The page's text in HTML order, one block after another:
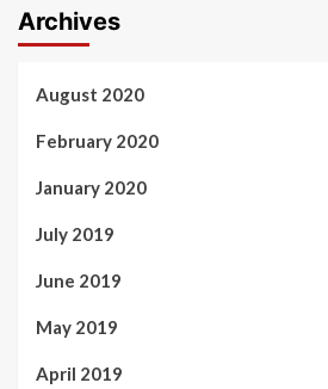
Archives
August 2020
February 2020
January 2020
July 2019
June 2019
May 2019
April 2019